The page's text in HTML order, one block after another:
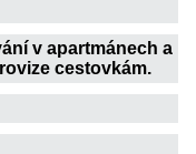
v apartmánech a
cestovkám.